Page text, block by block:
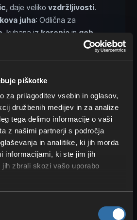
piškotke
za prilagoditev vsebin in oglasov,
družbenih medijev in za analize
tega delimo informacije o vaši
z našimi partnerji s področja
in analitike, ki jih morda
informacijami, ki ste jim jih
zbrali skozi vašo uporabo
, daje veliko vzdržljivosti.
juha: Odlična za
, kuhana iz korenja in gob
zastamino
meso: Pečeno srnje ali
divjega prašiča za
zanesljivo okrepitev.
mletega mesa
: Zelo
zgodaj dostopna prek
enolončnik